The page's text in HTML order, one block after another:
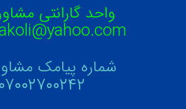
واحد گارانتی
شماره پیامک